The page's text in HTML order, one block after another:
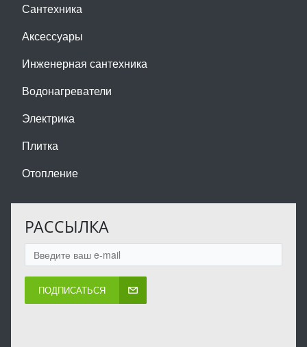
Сантехника
Аксессуары
Инженерная сантехника
Водонагреватели
Электрика
Плитка
Отопление
РАССЫЛКА
ПОДПИСАТЬСЯ